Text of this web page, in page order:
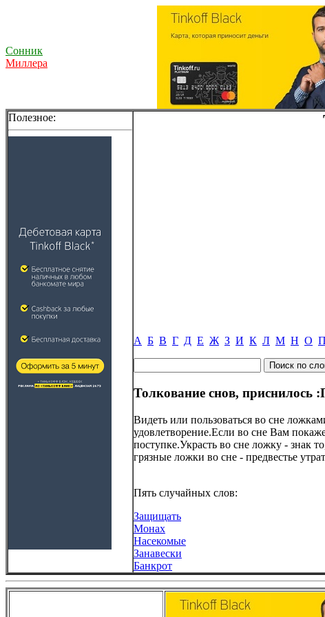
Сонник
Миллера
Полезное:
А Б В Г Д Е Ж З И К Л М Н О П
Толкование снов,
Видеть или пользоваться во сне
удовлетворение.Если во сне Вам
поступке.Украсть во сне ложку - знак
грязные ложки во сне - предвестье
Пять случайных слов:
Защищать
Монах
Насекомые
Занавески
Банкрот